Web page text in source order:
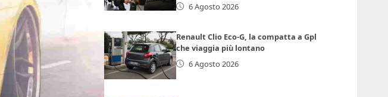
6 Agosto 2026
Renault Clio Eco-G, la compatta a Gpl
che viaggia più lontano
6 Agosto 2026